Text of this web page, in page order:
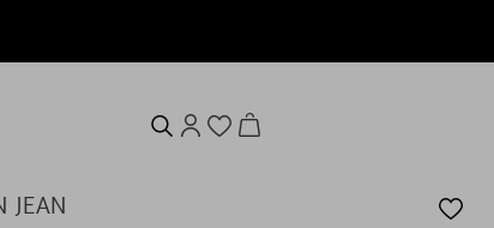
JEAN